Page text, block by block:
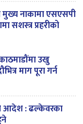
नाकामा एसएसपी
सशस्त्र प्रहरीको
उखु
माग पूरा गर्न
आदेश : ढल्केवरका